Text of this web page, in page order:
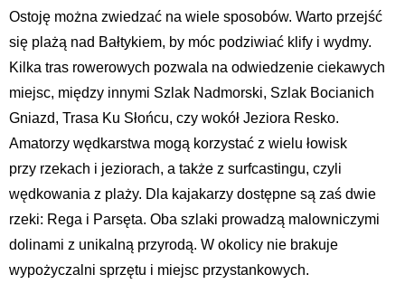
Ostoję można zwiedzać na wiele sposobów. Warto przejść
się plażą nad Bałtykiem, by móc podziwiać klify i wydmy.
Kilka tras rowerowych pozwala na odwiedzenie ciekawych
miejsc, między innymi Szlak Nadmorski, Szlak Bocianich
Gniazd, Trasa Ku Słońcu, czy wokół Jeziora Resko.
Amatorzy wędkarstwa mogą korzystać z wielu łowisk
przy rzekach i jeziorach, a także z surfcastingu, czyli
wędkowania z plaży. Dla kajakarzy dostępne są zaś dwie
rzeki: Rega i Parsęta. Oba szlaki prowadzą malowniczymi
dolinami z unikalną przyrodą. W okolicy nie brakuje
wypożyczalni sprzętu i miejsc przystankowych.